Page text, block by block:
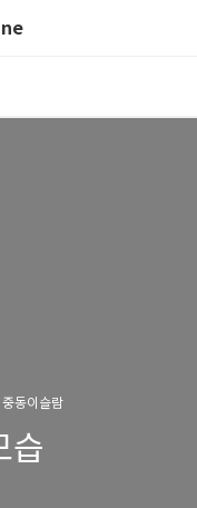
동이슬람
습